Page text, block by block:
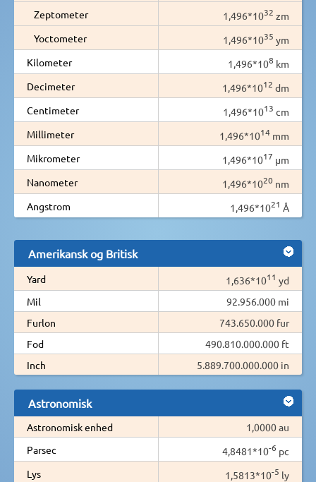
Zeptometer
1,496*1032 zm
Yoctometer
1,496*1035 ym
Kilometer
1,496*108 km
Decimeter
1,496*1012 dm
Centimeter
1,496*1013 cm
Millimeter
1,496*1014 mm
Mikrometer
1,496*1017 µm
Nanometer
1,496*1020 nm
Angstrom
1,496*1021 Å
Amerikansk og Britisk
Yard 1,636*1011 yd
Mil
92.956.000 mi
Furlon
743.650.000 fur
Fod
490.810.000.000 ft
Inch
5.889.700.000.000 in
Astronomisk
Astronomisk enhed
1,0000 au
Parsec
4,8481*10-6 pc
Lys
1,5813*10-5 ly